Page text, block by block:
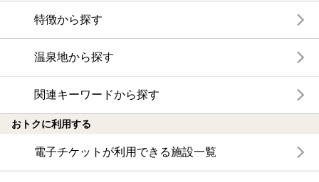
特徴から探す
温泉地から探す
関連キーワードから探す
おトクに利用する
電子チケットが利用できる施設一覧